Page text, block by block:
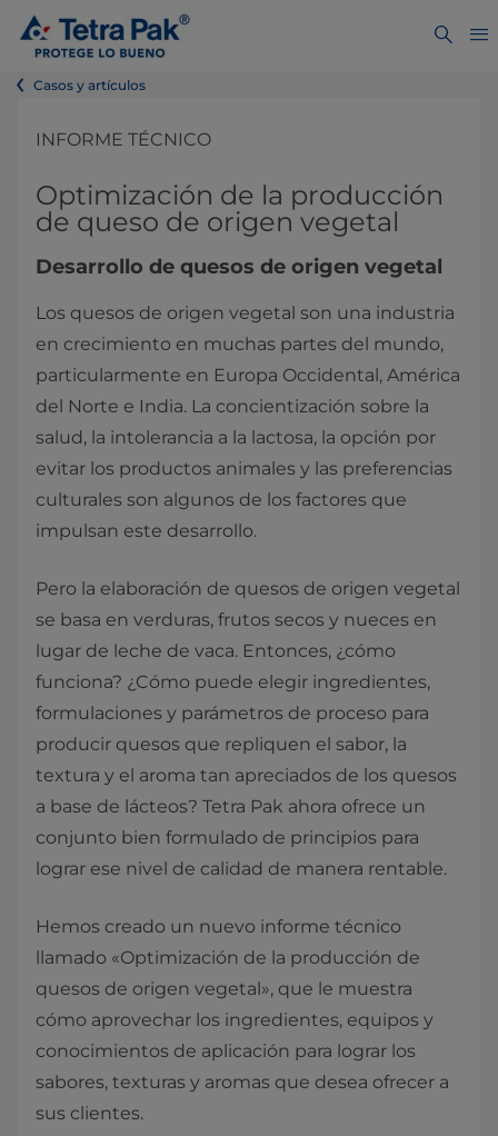
Casos y artículos
INFORME TÉCNICO
Optimización de la producción
de queso de origen vegetal
Desarrollo de quesos de origen vegetal
Los quesos de origen vegetal son una industria
en crecimiento en muchas partes del mundo,
particularmente en Europa Occidental, América
del Norte e India. La concientización sobre la
salud, la intolerancia a la lactosa, la opción por
evitar los productos animales y las preferencias
culturales son algunos de los factores que
impulsan este desarrollo.
Pero la elaboración de quesos de origen vegetal
se basa en verduras, frutos secos y nueces en
lugar de leche de vaca. Entonces, ¿cómo
funciona? ¿Cómo puede elegir ingredientes,
formulaciones y parámetros de proceso para
producir quesos que repliquen el sabor, la
textura y el aroma tan apreciados de los quesos
a base de lácteos? Tetra Pak ahora ofrece un
conjunto bien formulado de principios para
lograr ese nivel de calidad de manera rentable.
Hemos creado un nuevo informe técnico
llamado «Optimización de la producción de
quesos de origen vegetal», que le muestra
cómo aprovechar los ingredientes, equipos y
conocimientos de aplicación para lograr los
sabores, texturas y aromas que desea ofrecer a
sus clientes.